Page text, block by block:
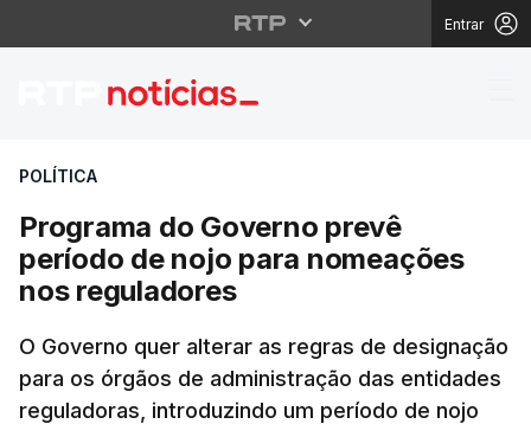
Entrar
Programa do
POLÍTICA
Programa do Governo prevê
período de nojo para nomeações
nos reguladores
O Governo quer alterar as regras de designação
para os órgãos de administração das entidades
reguladoras, introduzindo um período de nojo